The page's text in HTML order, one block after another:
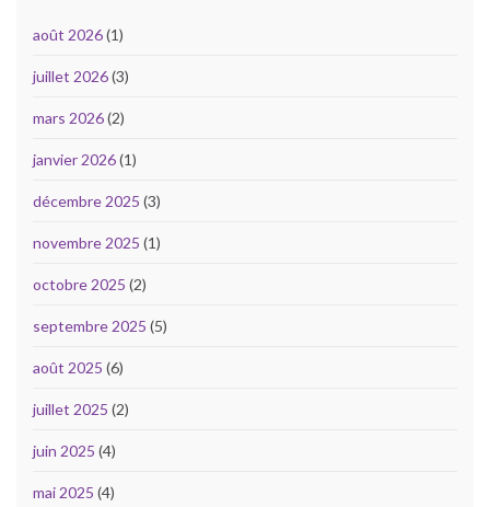
août 2026(1)
juillet 2026(3)
mars 2026(2)
janvier 2026(1)
décembre 2025 (3)
novembre 2025 (1)
octobre 2025 (2)
septembre 2025 (5)
août 2025 (6)
juillet 2025 (2)
juin 2025 (4)
mai 2025 (4)